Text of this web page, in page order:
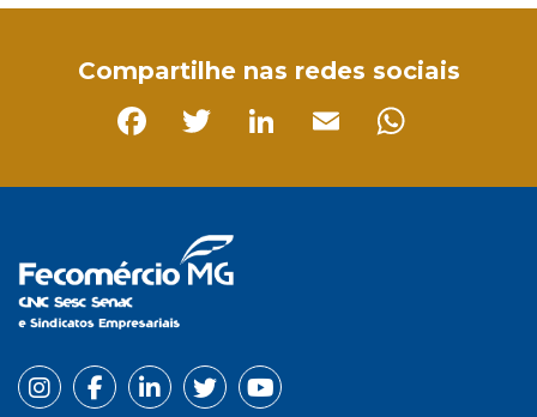
Compartilhe nas redes sociais